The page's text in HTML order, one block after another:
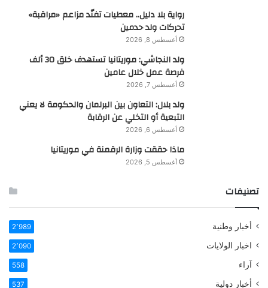
رواية بلا دليل.. معطيات تفنّد مزاعم «مراقبة»
تحركات ولد حدمين
أغسطس 8, 2026
ولد النجاشي: موريتانيا تستهدف خلق 30 ألف
فرصة عمل خلال عامين
أغسطس 7, 2026
ولد بلال: التعاون بين البرلمان والحكومة لا يعني
التبعية أو التخلي عن الرقابة
أغسطس 6, 2026
ماذا حققت وزارة الرقمنة في موريتانيا
أغسطس 5, 2026
تصنيفات
أخبار وطنية 2٬989
اخبار الولايات 2٬090
آراء 558
أخبار دولية 537